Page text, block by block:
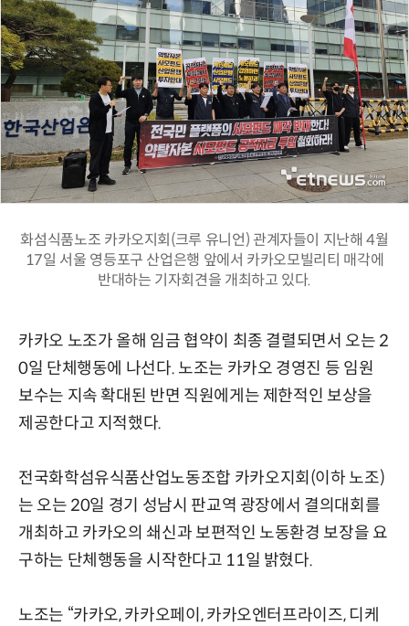
화섬식품노조 카카오지회(크루 유니언) 관계자들이 지난해 4월
17일 서울 영등포구 산업은행 앞에서 카카오모빌리티 매각에
반대하는 기자회견을 개최하고 있다.
카카오 노조가 올해 임금 협약이 최종 결렬되면서 오는 2
0일 단체행동에 나선다. 노조는 카카오 경영진 등 임원
보수는 지속 확대된 반면 직원에게는 제한적인 보상을
제공한다고 지적했다.
전국화학섬유식품산업노동조합 카카오지회(이하 노조)
는 오는 20일 경기 성남시 판교역 광장에서 결의대회를
개최하고 카카오의 쇄신과 보편적인 노동환경 보장을 요
구하는 단체행동을 시작한다고 11일 밝혔다.
노조는 “카카오, 카카오페이, 카카오엔터프라이즈, 디케